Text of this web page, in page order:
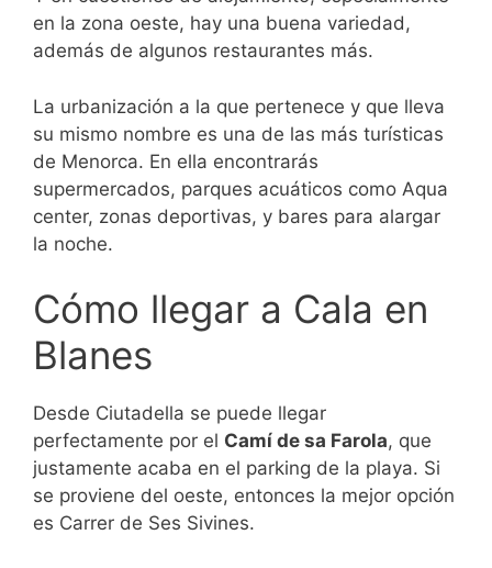
en la zona oeste, hay una buena variedad,
además de algunos restaurantes más.
La urbanización a la que pertenece y que lleva
su mismo nombre es una de las más turísticas
de Menorca. En ella encontrarás
supermercados, parques acuáticos como Aqua
center, zonas deportivas, y bares para alargar
la noche.
Cómo llegar a Cala en
Blanes
Desde Ciutadella se puede llegar
perfectamente por el Camí de sa Farola, que
justamente acaba en el parking de la playa. Si
se proviene del oeste, entonces la mejor opción
es Carrer de Ses Sivines.